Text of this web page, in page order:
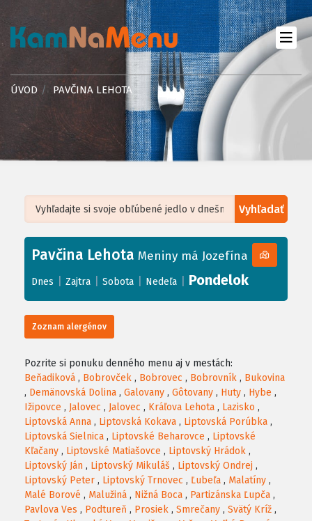
ÚVOD PAVČINA LEHOTA
Vyhľadať
+
−
Leaflet| ©OpenStreetMap, Tiles courtesy ofHumanitarian OpenStreetMap
Pavčina Lehota Meniny má Jozefína
Dnes Zajtra Sobota Nedeľa Pondelok
Zoznam alergénov
Pozrite si ponuku denného menu aj v mestách:
Beňadiková , Bobrovček , Bobrovec , Bobrovník , Bukovina
, Demänovská Dolina , Galovany , Gôtovany , Huty , Hybe ,
Ižipovce , Jalovec , Jalovec , Kráľova Lehota , Lazisko ,
Liptovská Anna , Liptovská Kokava , Liptovská Porúbka ,
Liptovská Sielnica , Liptovské Beharovce , Liptovské
Kľačany , Liptovské Matiašovce , Liptovský Hrádok ,
Liptovský Ján , Liptovský Mikuláš , Liptovský Ondrej ,
Liptovský Peter , Liptovský Trnovec , Ľubeľa , Malatíny ,
Malé Borové , Malužiná , Nižná Boca , Partizánska Ľupča ,
Pavlova Ves , Podtureň , Prosiek , Smrečany , Svätý Kríž ,